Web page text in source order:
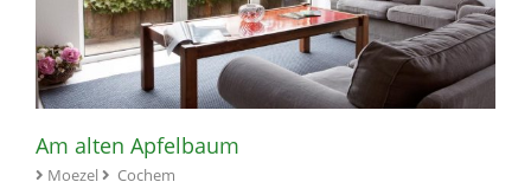
Am alten Apfelbaum
Moezel Cochem